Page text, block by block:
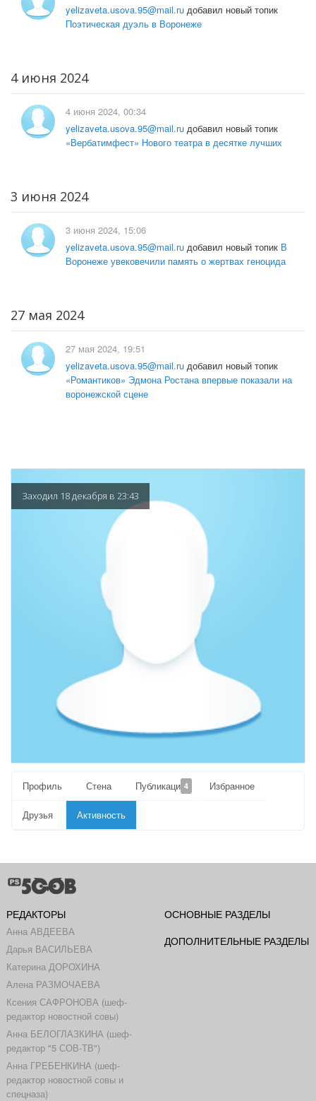
yelizaveta.usova.95@mail.ru добавил новый топик
Поэтическая дуэль в Воронеже
4 июня 2024
4 июня 2024, 00:34
yelizaveta.usova.95@mail.ru добавил новый топик
«Вербатимфест» Нового театра в десятке лучших
3 июня 2024
3 июня 2024, 15:06
yelizaveta.usova.95@mail.ru добавил новый топик В
Воронеже увековечили память о жертвах геноцида
27 мая 2024
27 мая 2024, 19:51
yelizaveta.usova.95@mail.ru добавил новый топик
«Романтиков» Эдмона Ростана впервые показали на
воронежской сцене
Заходил 18 декабря в 23:43
Профиль Стена Публикации4 Избранное
Друзья Активность
РЕДАКТОРЫ
Анна АВДЕЕВА
Дарья ВАСИЛЬЕВА
Катерина ДОРОХИНА
Алена РАЗМОЧАЕВА
Ксения САФРОНОВА (шеф-
редактор новостной совы)
Анна БЕЛОГЛАЗКИНА (шеф-
редактор "5 СОВ-ТВ")
Анна ГРЕБЕНКИНА (шеф-
редактор новостной совы и
спецназа)
ОСНОВНЫЕ РАЗДЕЛЫ
ДОПОЛНИТЕЛЬНЫЕ РАЗДЕЛЫ